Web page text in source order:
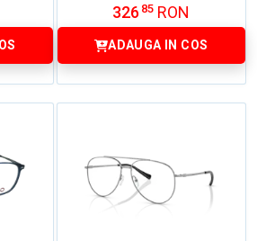
326 85 RON
ADAUGA IN COS